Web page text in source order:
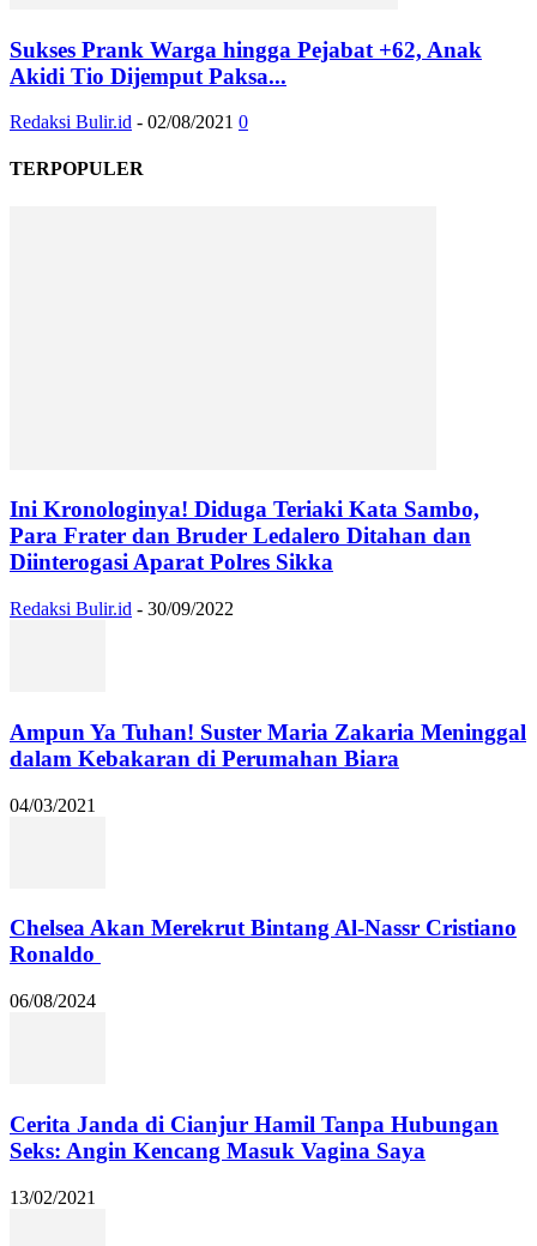
Sukses Prank Warga hingga Pejabat +62, Anak
Akidi Tio Dijemput Paksa...
Redaksi Bulir.id - 02/08/2021 0
TERPOPULER
Ini Kronologinya! Diduga Teriaki Kata Sambo,
Para Frater dan Bruder Ledalero Ditahan dan
Diinterogasi Aparat Polres Sikka
Redaksi Bulir.id - 30/09/2022
Ampun Ya Tuhan! Suster Maria Zakaria Meninggal
dalam Kebakaran di Perumahan Biara
04/03/2021
Chelsea Akan Merekrut Bintang Al-Nassr Cristiano
Ronaldo
06/08/2024
Cerita Janda di Cianjur Hamil Tanpa Hubungan
Seks: Angin Kencang Masuk Vagina Saya
13/02/2021